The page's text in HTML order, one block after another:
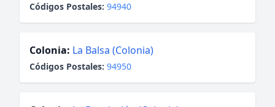
Códigos Postales: 94940
Colonia: La Balsa (Colonia)
Códigos Postales: 94950